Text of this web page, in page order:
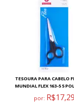
TESOURA PARA CABELO
MUNDIAL FLEX 163-5 5
por: R$17,29